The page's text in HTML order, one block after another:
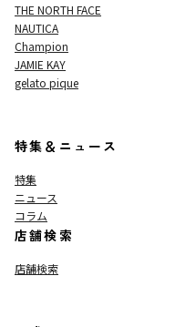
THE NORTH FACE
NAUTICA
Champion
JAMIE KAY
gelato pique
特集＆ニュース
特集
ニュース
コラム
店舗検索
店舗検索